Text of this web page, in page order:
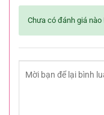
Chưa có đánh giá nào